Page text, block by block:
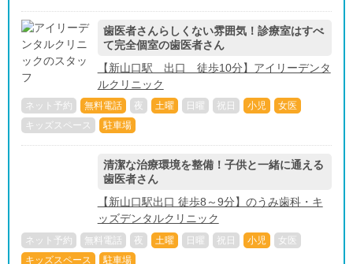
歯医者さんらしくない雰囲気！診療室はすべ
て完全個室の歯医者さん
【新山口駅 出口 徒歩10分】アイリーデンタ
ルクリニック
ネット予約 無料電話 夜 土曜 日曜 祝日 小児
女医
キッズスペース
駐車場
清潔な治療環境を整備！子供と一緒に通える
歯医者さん
【新山口駅出口 徒歩8～9分】のうみ歯科・キ
ッズデンタルクリニック
ネット予約 無料電話 夜 土曜 日曜 祝日 小児
女医
キッズスペース
駐車場